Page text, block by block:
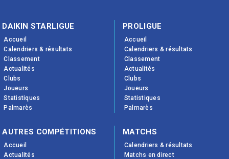
DAIKIN STARLIGUE
Accueil
Calendriers & résultats
Classement
Actualités
Clubs
Joueurs
Statistiques
Palmarès
PROLIGUE
Accueil
Calendriers & résultats
Classement
Actualités
Clubs
Joueurs
Statistiques
Palmarès
AUTRES COMPÉTITIONS
Accueil
Actualités
MATCHS
Calendriers & résultats
Matchs en direct